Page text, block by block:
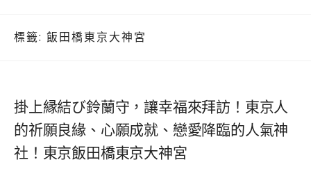
標籤: 飯田橋東京大神宮
掛上縁結び鈴蘭守，讓幸福來拜訪！東京人
的祈願良緣、心願成就、戀愛降臨的人氣神
社！東京飯田橋東京大神宮